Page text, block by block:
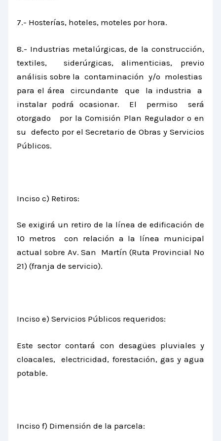
7.- Hosterías, hoteles, moteles por hora.
8.- Industrias metalúrgicas, de la construcción,
textiles, siderúrgicas, alimenticias, previo
análisis sobre la contaminación y/o molestias
para el área circundante que la industria a
instalar podrá ocasionar. El permiso será
otorgado por la Comisión Plan Regulador o en
su defecto por el Secretario de Obras y Servicios
Públicos.
Inciso c) Retiros:
Se exigirá un retiro de la línea de edificación de
10 metros con relación a la línea municipal
actual sobre Av. San Martín (Ruta Provincial Nº
21) (franja de servicio).
Inciso e) Servicios Públicos requeridos:
Este sector contará con desagües pluviales y
cloacales, electricidad, forestación, gas y agua
potable.
Inciso f) Dimensión de la parcela: